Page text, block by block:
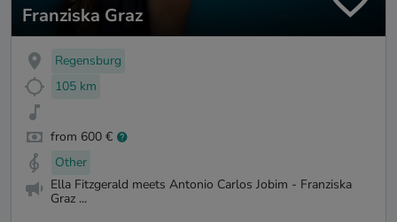
Franziska Graz
Regensburg
105 km
from 600 €
Other
Ella Fitzgerald meets Antonio Carlos Jobim - Franziska
Graz ...